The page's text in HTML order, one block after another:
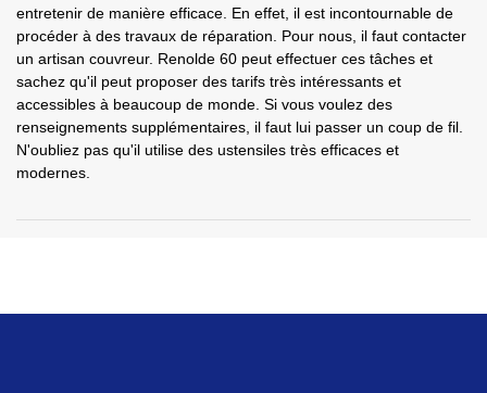
entretenir de manière efficace. En effet, il est incontournable de
procéder à des travaux de réparation. Pour nous, il faut contacter
un artisan couvreur. Renolde 60 peut effectuer ces tâches et
sachez qu'il peut proposer des tarifs très intéressants et
accessibles à beaucoup de monde. Si vous voulez des
renseignements supplémentaires, il faut lui passer un coup de fil.
N'oubliez pas qu'il utilise des ustensiles très efficaces et
modernes.